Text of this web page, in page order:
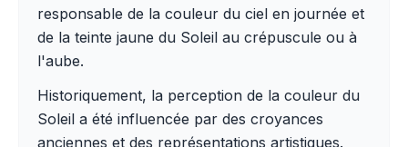
responsable de la couleur du ciel en journée et
de la teinte jaune du Soleil au crépuscule ou à
l'aube.
Historiquement, la perception de la couleur du
Soleil a été influencée par des croyances
anciennes et des représentations artistiques.